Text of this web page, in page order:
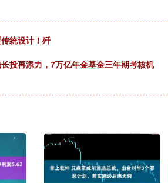
统设计！歼
投再添力，7万亿年金基金三年期考核机